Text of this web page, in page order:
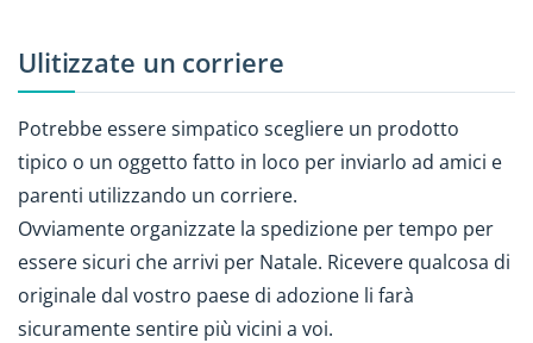
Ulitizzate un corriere
Potrebbe essere simpatico scegliere un prodotto
tipico o un oggetto fatto in loco per inviarlo ad amici e
parenti utilizzando un corriere.
Ovviamente organizzate la spedizione per tempo per
essere sicuri che arrivi per Natale. Ricevere qualcosa di
originale dal vostro paese di adozione li farà
sicuramente sentire più vicini a voi.